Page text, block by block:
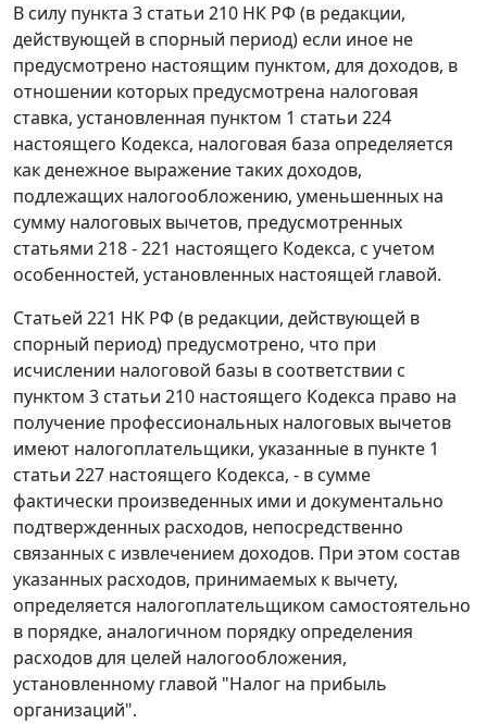
В силу пункта 3 статьи 210 НК РФ (в редакции,
действующей в спорный период) если иное не
предусмотрено настоящим пунктом, для доходов, в
отношении которых предусмотрена налоговая
ставка, установленная пунктом 1 статьи 224
настоящего Кодекса, налоговая база определяется
как денежное выражение таких доходов,
подлежащих налогообложению, уменьшенных на
сумму налоговых вычетов, предусмотренных
статьями 218 - 221 настоящего Кодекса, с учетом
особенностей, установленных настоящей главой.
Статьей 221 НК РФ (в редакции, действующей в
спорный период) предусмотрено, что при
исчислении налоговой базы в соответствии с
пунктом 3 статьи 210 настоящего Кодекса право на
получение профессиональных налоговых вычетов
имеют налогоплательщики, указанные в пункте 1
статьи 227 настоящего Кодекса, - в сумме
фактически произведенных ими и документально
подтвержденных расходов, непосредственно
связанных с извлечением доходов. При этом состав
указанных расходов, принимаемых к вычету,
определяется налогоплательщиком самостоятельно
в порядке, аналогичном порядку определения
расходов для целей налогообложения,
установленному главой "Налог на прибыль
организаций".